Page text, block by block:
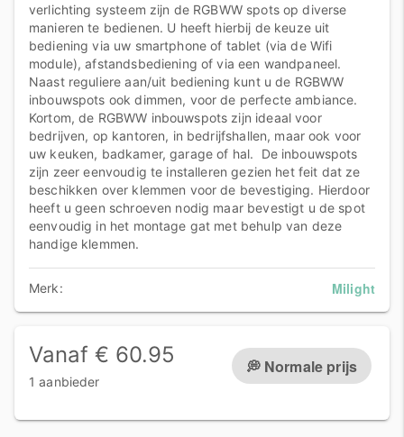
verlichting systeem zijn de RGBWW spots op diverse
manieren te bedienen. U heeft hierbij de keuze uit
bediening via uw smartphone of tablet (via de Wifi
module), afstandsbediening of via een wandpaneel.
Naast reguliere aan/uit bediening kunt u de RGBWW
inbouwspots ook dimmen, voor de perfecte ambiance.
Kortom, de RGBWW inbouwspots zijn ideaal voor
bedrijven, op kantoren, in bedrijfshallen, maar ook voor
uw keuken, badkamer, garage of hal. De inbouwspots
zijn zeer eenvoudig te installeren gezien het feit dat ze
beschikken over klemmen voor de bevestiging. Hierdoor
heeft u geen schroeven nodig maar bevestigt u de spot
eenvoudig in het montage gat met behulp van deze
handige klemmen.
Merk: Milight
Vanaf € 60.95
1 aanbieder
💭 Normale prijs